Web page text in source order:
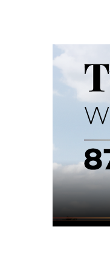
Strona główna
W tym